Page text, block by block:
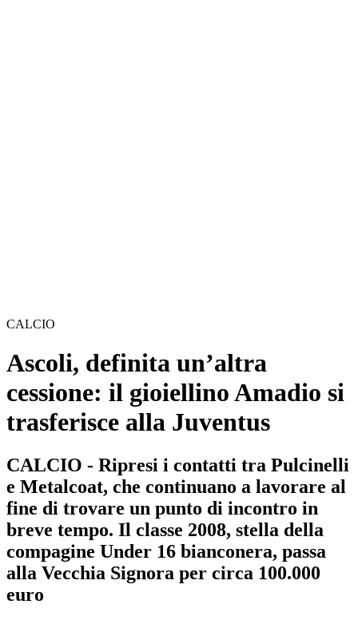
CALCIO
Ascoli, definita un’altra
cessione: il gioiellino Amadio si
trasferisce alla Juventus
CALCIO - Ripresi i contatti tra Pulcinelli
e Metalcoat, che continuano a lavorare al
fine di trovare un punto di incontro in
breve tempo. Il classe 2008, stella della
compagine Under 16 bianconera, passa
alla Vecchia Signora per circa 100.000
euro